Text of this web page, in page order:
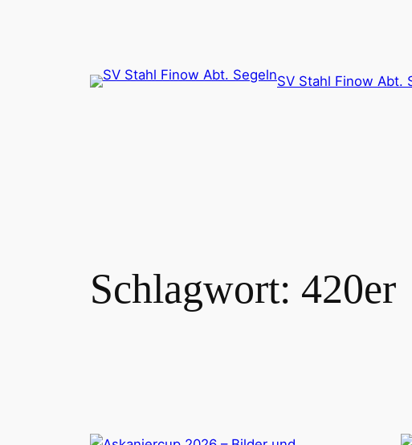
SV Stahl Finow Abt.
Schlagwort: 420er